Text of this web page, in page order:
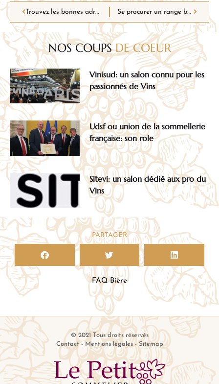
Trouvez les bonnes adresses pour acheter de la volaille de qualité près de chez vous Se procurer un range bouteilles pour stocker ses vins
NOS COUPSDE COEUR
Vinisud: un salon connu pour les
passionnés de Vins
Udsf ou union de la sommellerie
française: son role
Sitevi: un salon dédié aux pro du
Vins
PARTAGER
FAQ Bière
© 2021 Tous droits réservés
Contact- Mentions légales-Sitemap